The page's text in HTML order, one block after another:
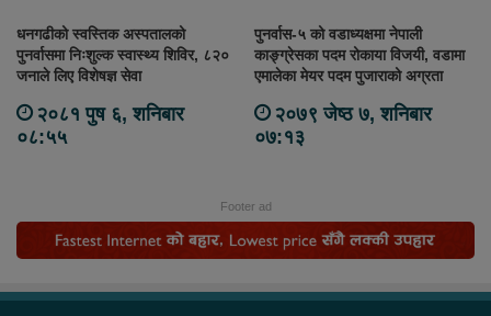
धनगढीको स्वस्तिक अस्पतालको
पुनर्वासमा निःशुल्क स्वास्थ्य शिविर, ८२०
जनाले लिए विशेषज्ञ सेवा
२०८१ पुष ६, शनिबार
०८:५५
पुनर्वास-५ को वडाध्यक्षमा नेपाली
काङ्ग्रेसका पदम रोकाया विजयी, वडामा
एमालेका मेयर पदम पुजाराको अग्रता
२०७९ जेष्ठ ७, शनिबार
०७:१३
Footer ad